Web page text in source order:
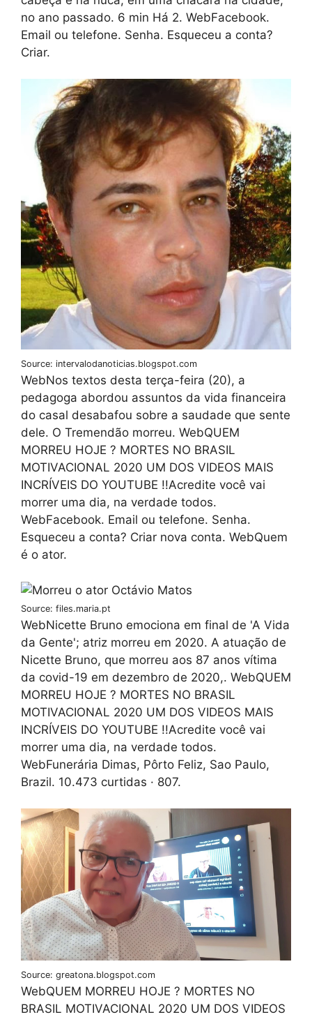
no ano passado. 6 min Há 2. WebFacebook.
Email ou telefone. Senha. Esqueceu a conta?
Criar.
Source: intervalodanoticias.blogspot.com
WebNos textos desta terça-feira (20), a
pedagoga abordou assuntos da vida financeira
do casal desabafou sobre a saudade que sente
dele. O Tremendão morreu. WebQUEM
MORREU HOJE ? MORTES NO BRASIL
MOTIVACIONAL 2020 UM DOS VIDEOS MAIS
INCRÍVEIS DO YOUTUBE !!Acredite você vai
morrer uma dia, na verdade todos.
WebFacebook. Email ou telefone. Senha.
Esqueceu a conta? Criar nova conta. WebQuem
é o ator.
Source: files.maria.pt
WebNicette Bruno emociona em final de 'A Vida
da Gente'; atriz morreu em 2020. A atuação de
Nicette Bruno, que morreu aos 87 anos vítima
da covid-19 em dezembro de 2020,. WebQUEM
MORREU HOJE ? MORTES NO BRASIL
MOTIVACIONAL 2020 UM DOS VIDEOS MAIS
INCRÍVEIS DO YOUTUBE !!Acredite você vai
morrer uma dia, na verdade todos.
WebFunerária Dimas, Pôrto Feliz, Sao Paulo,
Brazil. 10.473 curtidas · 807.
Source: greatona.blogspot.com
WebQUEM MORREU HOJE ? MORTES NO
BRASIL MOTIVACIONAL 2020 UM DOS VIDEOS